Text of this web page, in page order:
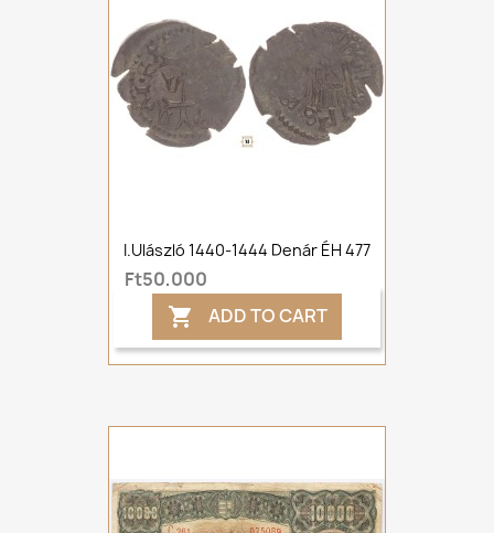
I.Ulászló 1440-1444 Denár ÉH 477
Ft50,000
 ADD TO CART